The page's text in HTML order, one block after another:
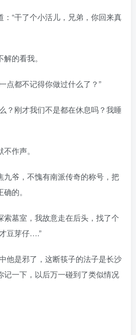
“干了个小活儿，兄弟，你回来真
的看我。
点都不记得你做过什么了？”
？刚才我们不是都在休息吗？我睡
作声。
九爷，不愧有南派传奇的称号，把
的。
索墓室，我故意走在后头，找了个
豆芽仔….”
他是邪了，这断筷子的法子是长沙
记一下，以后万一碰到了类似情况